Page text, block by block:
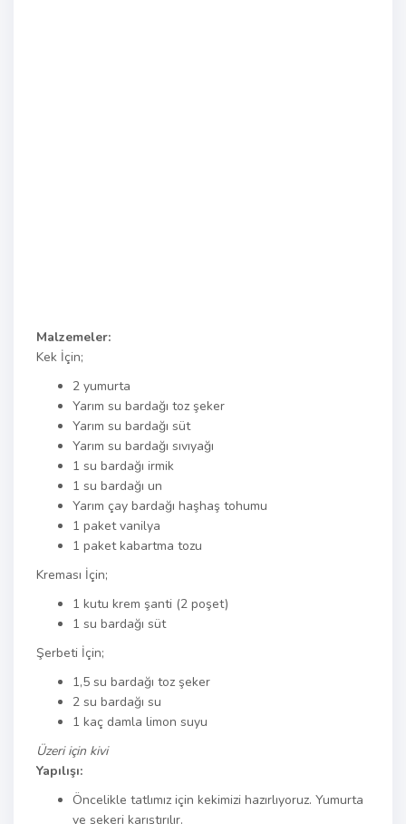
Malzemeler:
Kek İçin;
2 yumurta
Yarım su bardağı toz şeker
Yarım su bardağı süt
Yarım su bardağı sıvıyağı
1 su bardağı irmik
1 su bardağı un
Yarım çay bardağı haşhaş tohumu
1 paket vanilya
1 paket kabartma tozu
Kreması İçin;
1 kutu krem şanti (2 poşet)
1 su bardağı süt
Şerbeti İçin;
1,5 su bardağı toz şeker
2 su bardağı su
1 kaç damla limon suyu
Üzeri için kivi
Yapılışı:
Öncelikle tatlımız için kekimizi hazırlıyoruz. Yumurta
ve şekeri karıştırılır.